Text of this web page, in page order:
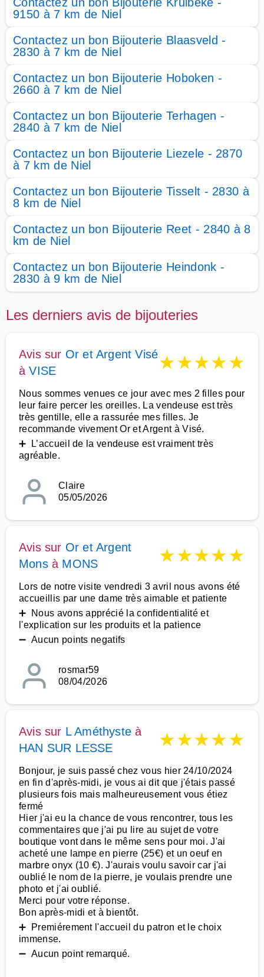
9150 à 7 km de Niel
Contactez un bon Bijouterie Blaasveld -
2830 à 7 km de Niel
Contactez un bon Bijouterie Hoboken -
2660 à 7 km de Niel
Contactez un bon Bijouterie Terhagen -
2840 à 7 km de Niel
Contactez un bon Bijouterie Liezele - 2870
à 7 km de Niel
Contactez un bon Bijouterie Tisselt - 2830 à
8 km de Niel
Contactez un bon Bijouterie Reet - 2840 à 8
km de Niel
Contactez un bon Bijouterie Heindonk -
2830 à 9 km de Niel
Les derniers avis de bijouteries
Avis sur Or et Argent Visé
àVISE ★★★★★
Nous sommes venues ce jour avec mes 2 filles pour
leur faire percer les oreilles. La vendeuse est très
très gentille, elle a rassurée mes filles. Je
recommande vivement Or et Argent à Visé.
➕ L’accueil de la vendeuse est vraiment très
agréable.
Claire
05/05/2026
Avis sur Or et Argent
Monsà MONS ★★★★★
Lors de notre visite vendredi 3 avril nous avons été
accueillis par une dame très aimable et patiente
➕ Nous avons apprécié la confidentialité et
l'explication sur les produits et la patience
➖ Aucun points negatifs
rosmar59
08/04/2026
Avis sur L Améthyste à
HAN SUR LESSE
★★★★★
Bonjour, je suis passé chez vous hier 24/10/2024
en fin d'après-midi, je vous ai dit que j'étais passé
plusieurs fois mais malheureusement vous étiez
fermé
Hier j'ai eu la chance de vous rencontrer, tous les
commentaires que j'ai pu lire au sujet de votre
boutique vont dans le même sens pour moi. J'ai
acheté une lampe en pierre (25€) et un oeuf en
marbre onyx (10 €). J'aurais voulu savoir car j'ai
oublié le nom de la pierre, je voulais prendre une
photo et j'ai oublié.
Merci pour votre réponse.
Bon après-midi et à bientôt.
➕ Premiérement l'accueil du patron et le choix
immense.
➖ Aucun point remarqué.